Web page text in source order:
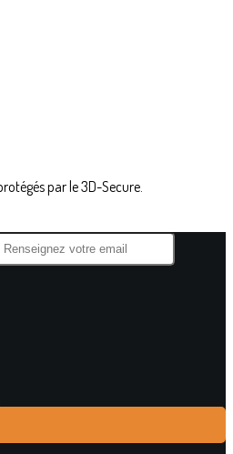
par le 3D-Secure.